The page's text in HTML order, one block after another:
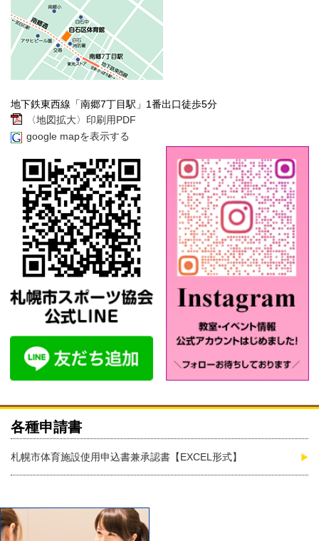
地下鉄東西線「南郷7丁目駅」1番出口徒歩5分
〈地図拡大〉印刷用PDF
google mapを表示する
各種申請書
札幌市体育施設使用申込書兼承認書【EXCEL形式】